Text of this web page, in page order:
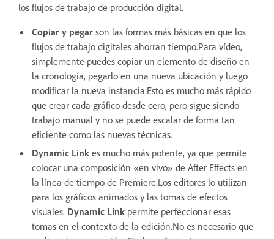
los flujos de trabajo de producción digital.
Copiar y pegar son las formas más básicas en que los
flujos de trabajo digitales ahorran tiempo.Para vídeo,
simplemente puedes copiar un elemento de diseño en
la cronología, pegarlo en una nueva ubicación y luego
modificar la nueva instancia.Esto es mucho más rápido
que crear cada gráfico desde cero, pero sigue siendo
trabajo manual y no se puede escalar de forma tan
eficiente como las nuevas técnicas.
Dynamic Link es mucho más potente, ya que permite
colocar una composición «en vivo» de After Effects en
la línea de tiempo de Premiere.Los editores lo utilizan
para los gráficos animados y las tomas de efectos
visuales. Dynamic Link permite perfeccionar esas
tomas en el contexto de la edición.No es necesario que